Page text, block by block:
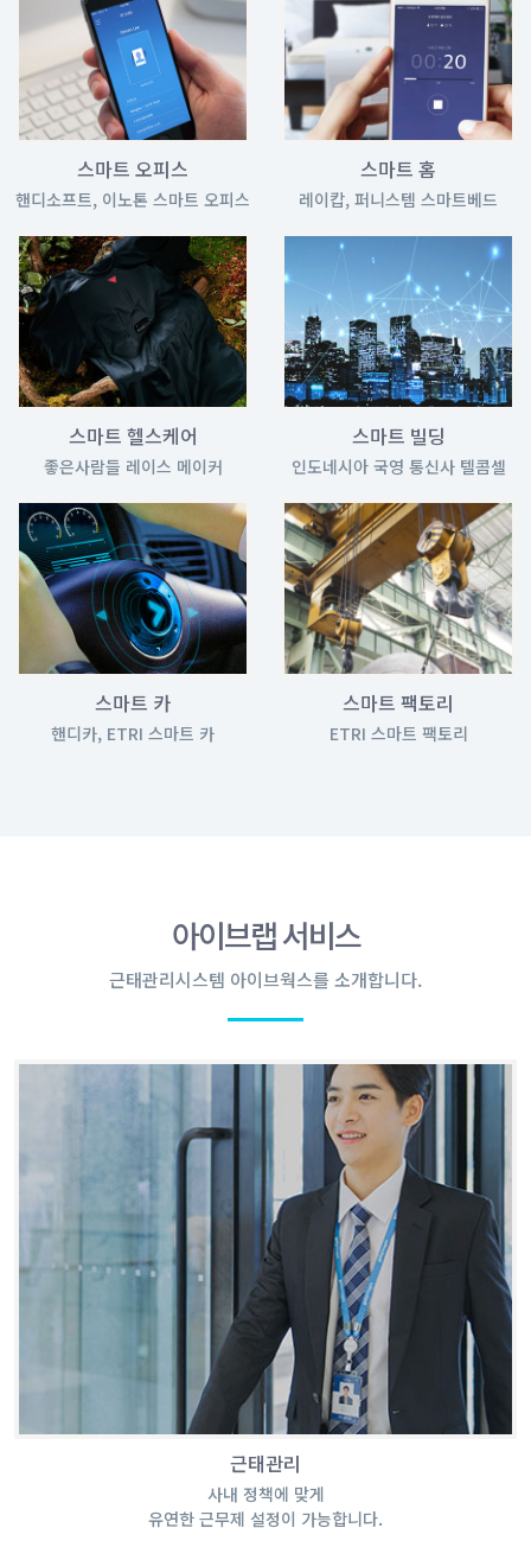
스마트 오피스
핸디소프트, 이노톤 스마트 오피스
스마트 홈
레이캅, 퍼니스템 스마트베드
스마트 헬스케어
좋은사람들 레이스 메이커
스마트 빌딩
인도네시아 국영 통신사 텔콤셀
스마트 카
핸디카, ETRI 스마트 카
스마트 팩토리
ETRI 스마트 팩토리
아이브랩 서비스
근태관리시스템 아이브웍스를 소개합니다.
근태관리
사내 정책에 맞게
유연한 근무제 설정이 가능합니다.